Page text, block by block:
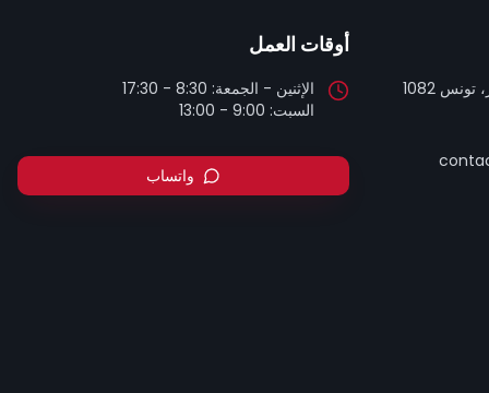
1082
أوقات العمل
السبت: 9:00 - 13:00
واتساب